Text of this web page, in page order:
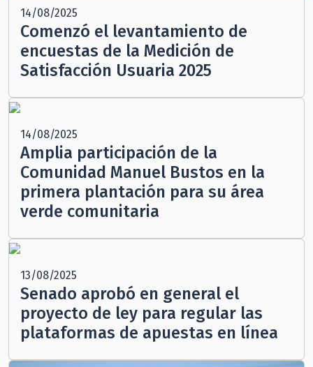
14/08/2025
Comenzó el levantamiento de
encuestas de la Medición de
Satisfacción Usuaria 2025
14/08/2025
Amplia participación de la
Comunidad Manuel Bustos en la
primera plantación para su área
verde comunitaria
13/08/2025
Senado aprobó en general el
proyecto de ley para regular las
plataformas de apuestas en línea